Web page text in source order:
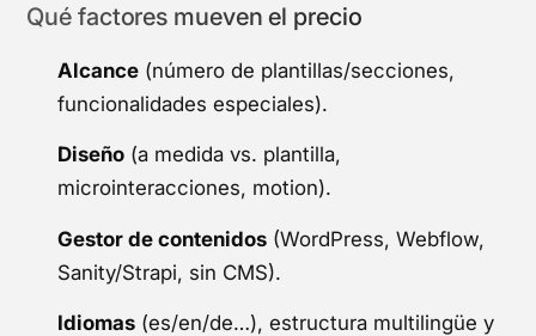
Qué factores mueven el precio
Alcance (número de plantillas/secciones,
funcionalidades especiales).
Diseño (a medida vs. plantilla,
microinteracciones, motion).
Gestor de contenidos (WordPress, Webflow,
Sanity/Strapi, sin CMS).
Idiomas (es/en/de…), estructura multilingüe y